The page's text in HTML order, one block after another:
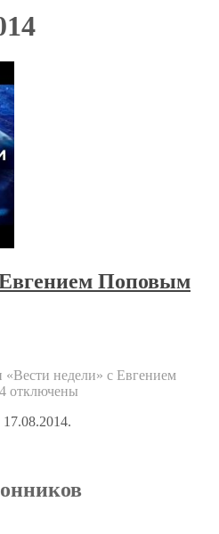
Евгением Поповым
«Вести недели» с Евгением
отключены